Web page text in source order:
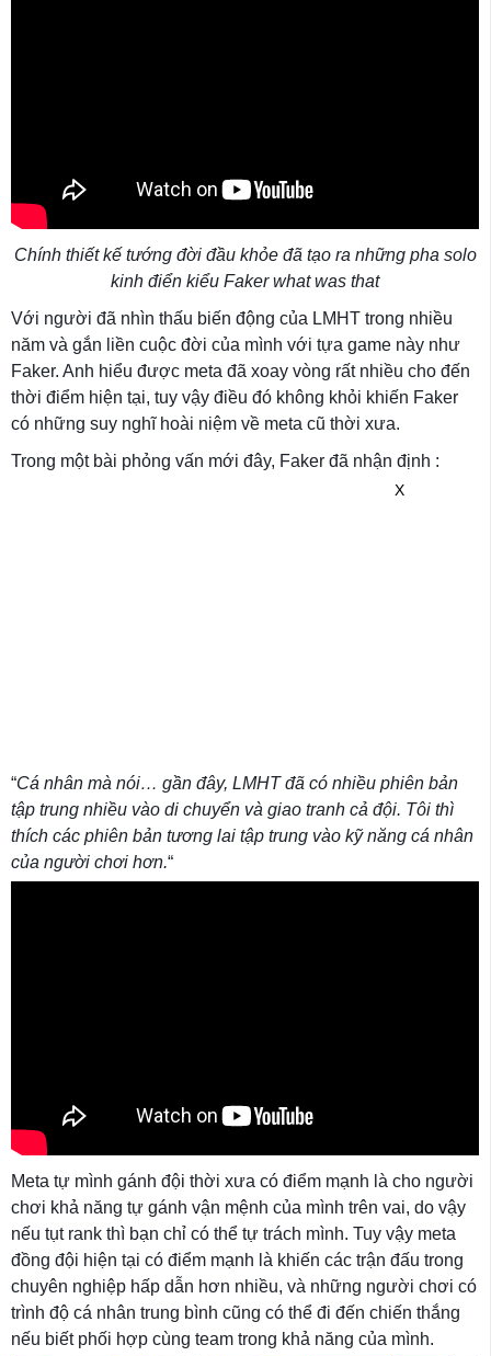
Chính thiết kế tướng đời đầu khỏe đã tạo ra những pha solo
kinh điển kiểu Faker what was that
Với người đã nhìn thấu biến động của LMHT trong nhiều
năm và gắn liền cuộc đời của mình với tựa game này như
Faker. Anh hiểu được meta đã xoay vòng rất nhiều cho đến
thời điểm hiện tại, tuy vậy điều đó không khỏi khiến Faker
có những suy nghĩ hoài niệm về meta cũ thời xưa.
Trong một bài phỏng vấn mới đây, Faker đã nhận định :
X
“Cá nhân mà nói… gần đây, LMHT đã có nhiều phiên bản
tập trung nhiều vào di chuyển và giao tranh cả đội. Tôi thì
thích các phiên bản tương lai tập trung vào kỹ năng cá nhân
của người chơi hơn.“
Meta tự mình gánh đội thời xưa có điểm mạnh là cho người
chơi khả năng tự gánh vận mệnh của mình trên vai, do vậy
nếu tụt rank thì bạn chỉ có thể tự trách mình. Tuy vậy meta
đồng đội hiện tại có điểm mạnh là khiến các trận đấu trong
chuyên nghiệp hấp dẫn hơn nhiều, và những người chơi có
trình độ cá nhân trung bình cũng có thể đi đến chiến thắng
nếu biết phối hợp cùng team trong khả năng của mình.